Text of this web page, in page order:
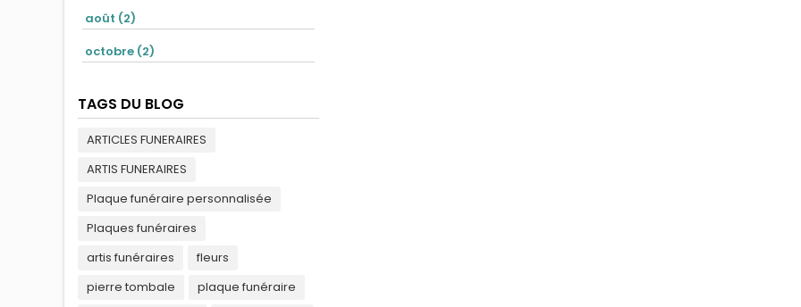
août (2)
octobre (2)
TAGS DU BLOG
ARTICLES FUNERAIRES
ARTIS FUNERAIRES
Plaque funéraire personnalisée
Plaques funéraires
artis funéraires
fleurs
pierre tombale
plaque funéraire